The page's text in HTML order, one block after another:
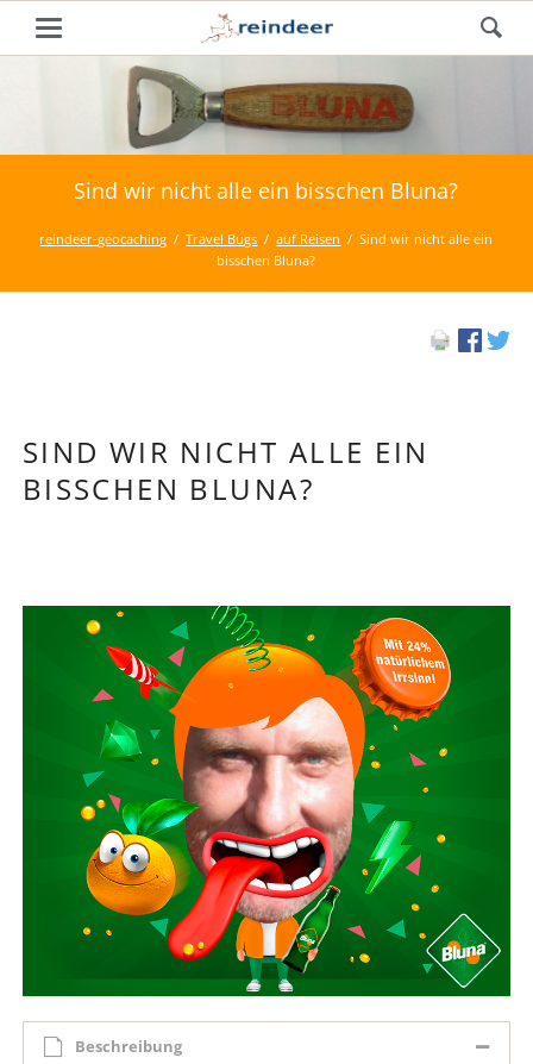
Sind wir nicht alle ein bisschen Bluna?
reindeer-geocaching Travel Bugs auf Reisen
Sind wir nicht alle ein
bisschen Bluna?
SIND WIR NICHT ALLE EIN
BISSCHEN BLUNA?
Beschreibung